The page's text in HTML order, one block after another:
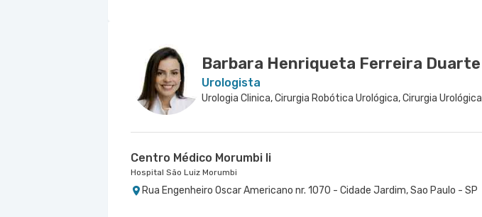
Barbara Henriqueta Ferreira Duarte
Urologista
Urologia Clinica, Cirurgia Robótica Urológica, Cirurgia Urológica
Centro Médico Morumbi Ii
Hospital São Luiz Morumbi
Rua Engenheiro Oscar Americano nr. 1070 - Cidade Jardim, Sao Paulo - SP